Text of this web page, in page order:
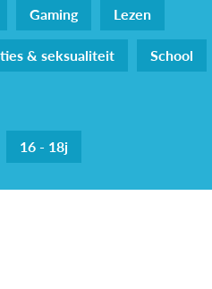
Gaming
Lezen
& seksualiteit
School
16 - 18j